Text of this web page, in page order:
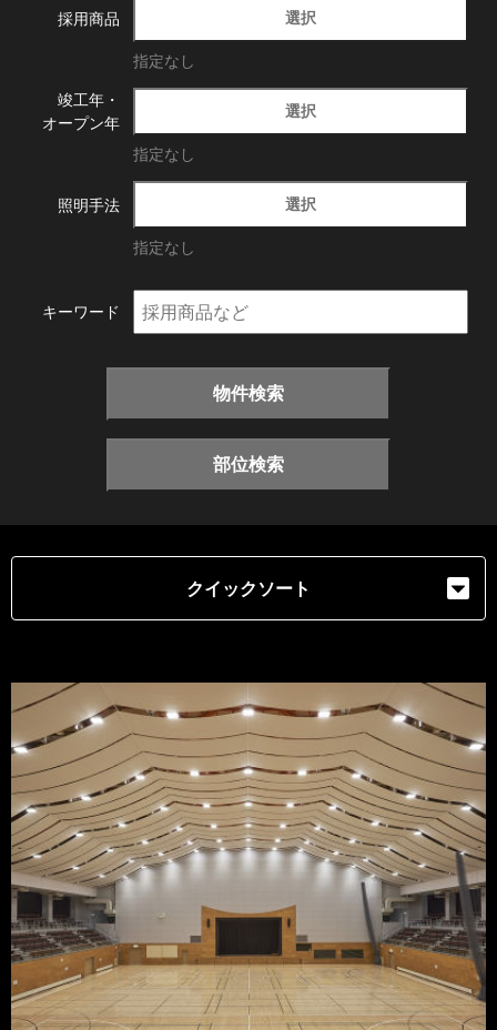
採用商品 選択
指定なし
竣工年・
オープン年
選択
指定なし
照明手法 選択
指定なし
キーワード
物件検索
部位検索
クイックソート